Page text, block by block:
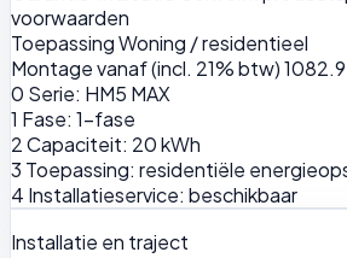
voorwaarden
ToepassingWoning / residentieel
Montage vanaf (incl. 21% btw)
0 Serie: HM5 MAX
1 Fase: 1-fase
2Capaciteit: 20 kWh
3 Toepassing: residentiële
4 Installatieservice: beschikbaar
Installatie en traject